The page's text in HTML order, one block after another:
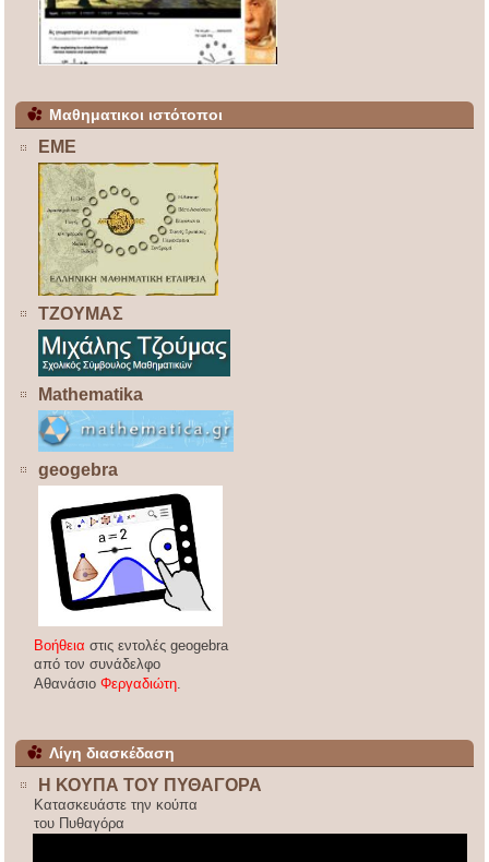
Μαθηματικοι ιστότοποι
ΕΜΕ
ΤΖΟΥΜΑΣ
Mathematika
geogebra
Βοήθειαστις εντολές geogebra
από τον συνάδελφο
ΑθανάσιοΦεργαδιώτη.
Λίγη διασκέδαση
Η ΚΟΥΠΑ ΤΟΥ ΠΥΘΑΓΟΡΑ
Κατασκευάστε την κούπα
του Πυθαγόρα